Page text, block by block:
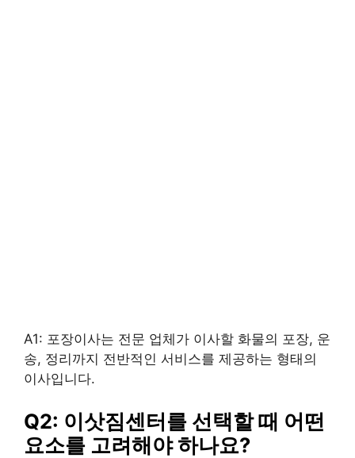
A1: 포장이사는 전문 업체가 이사할 화물의 포장, 운
송, 정리까지 전반적인 서비스를 제공하는 형태의
이사입니다.
Q2: 이삿짐센터를 선택할 때 어떤
요소를 고려해야 하나요?